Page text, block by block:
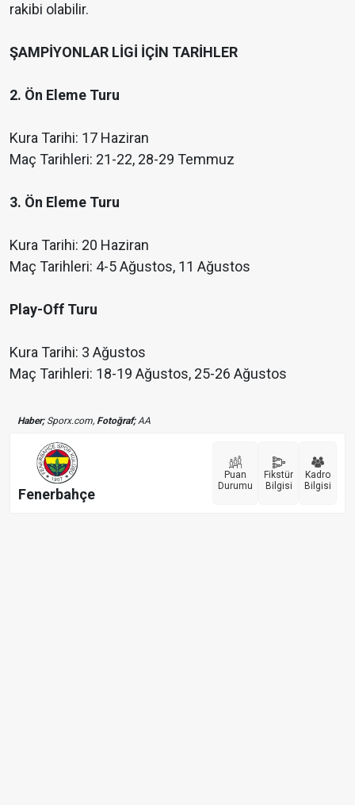
rakibi olabilir.
ŞAMPİYONLAR LİGİ İÇİN TARİHLER
2. Ön Eleme Turu
Kura Tarihi: 17 Haziran
Maç Tarihleri: 21-22, 28-29 Temmuz
3. Ön Eleme Turu
Kura Tarihi: 20 Haziran
Maç Tarihleri: 4-5 Ağustos, 11 Ağustos
Play-Off Turu
Kura Tarihi: 3 Ağustos
Maç Tarihleri: 18-19 Ağustos, 25-26 Ağustos
Haber;Sporx.com, Fotoğraf;AA
Fenerbahçe
Puan
Durumu
Fikstür
Bilgisi
Kadro
Bilgisi